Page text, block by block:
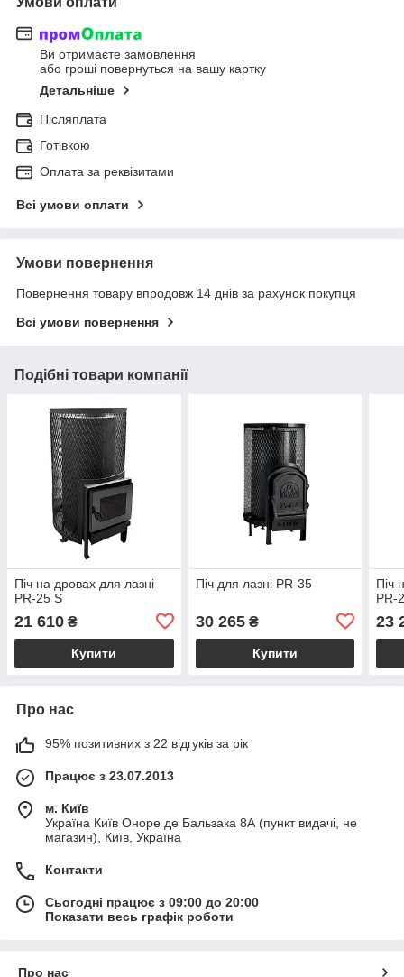
Ви отримаєте замовлення
або гроші повернуться на вашу картку
Детальніше
Післяплата
Готівкою
Оплата за реквізитами
Всі умови оплати
Умови повернення
Повернення товару впродовж 14 днів за рахунок покупця
Всі умови повернення
Подібні товари компанії
Піч на дровах для лазні
PR-25 S
21 610 ₴
Купити
Піч для лазні PR-35
30 265₴
Купити
Піч
PR-
23
Про нас
95% позитивних з 22 відгуків за рік
Працює з 23.07.2013
м. Київ
Україна Київ Оноре де Бальзака 8А (пункт видачі, не
магазин), Київ, Україна
Контакти
Сьогодні працює з 09:00 до 20:00
Показати весь графік роботи
Про нас